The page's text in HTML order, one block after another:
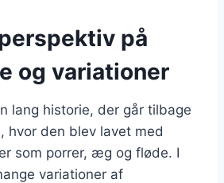
på
og variationer
lang historie, der går tilbage
hvor den blev lavet med
som porrer, æg og fløde. I
variationer af